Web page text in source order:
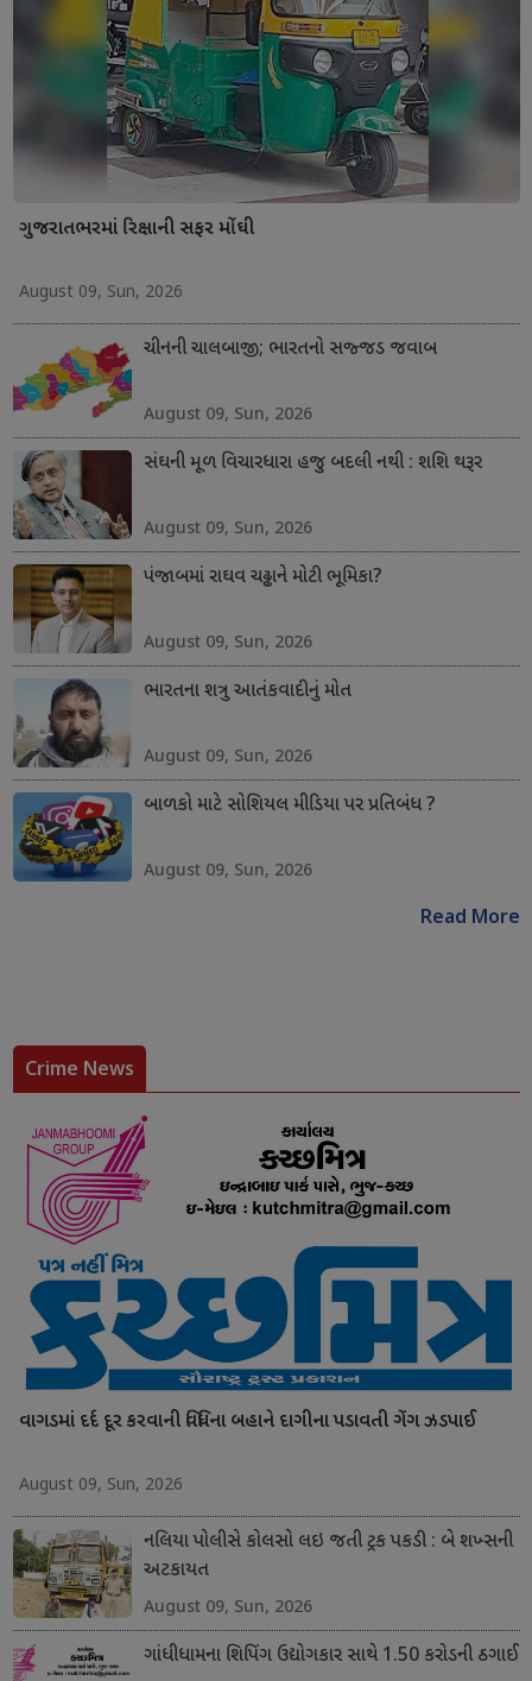
ગુજરાતભરમાં રિક્ષાની સફર મોંઘી
August 09, Sun, 2026
ચીનની ચાલબાજી; ભારતનો સજ્જડ જવાબ
August 09, Sun, 2026
સંઘની મૂળ વિચારધારા હજુ બદલી નથી : શશિ થરૂર
August 09, Sun, 2026
પંજાબમાં રાઘવ ચઢ્ઢાને મોટી ભૂમિકા?
August 09, Sun, 2026
ભારતના શત્રુ આતંકવાદીનું મોત
August 09, Sun, 2026
બાળકો માટે સોશિયલ મીડિયા પર પ્રતિબંધ ?
August 09, Sun, 2026
Read More
Crime News
વાગડમાં દર્દ દૂર કરવાની વિધિના બહાને દાગીના પડાવતી ગેંગ ઝડપાઈ
August 09, Sun, 2026
નલિયા પોલીસે કોલસો લઇ જતી ટ્રક પકડી : બે શખ્સની
અટકાયત
August 09, Sun, 2026
ગાંધીધામના શિપિંગ ઉદ્યોગકાર સાથે 1.50 કરોડની ઠગાઈ